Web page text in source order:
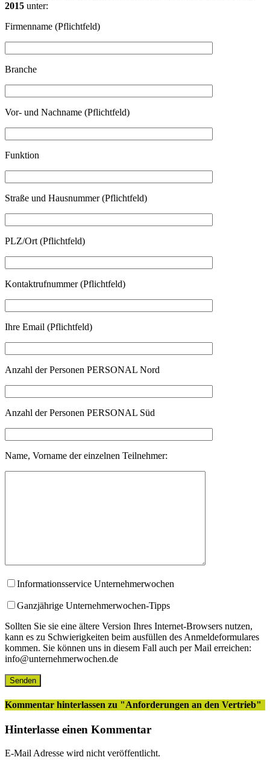
2015 unter:
Firmenname (Pflichtfeld)
Branche
Vor- und Nachname (Pflichtfeld)
Funktion
Straße und Hausnummer (Pflichtfeld)
PLZ/Ort (Pflichtfeld)
Kontaktrufnummer (Pflichtfeld)
Ihre Email (Pflichtfeld)
Anzahl der Personen PERSONAL Nord
Anzahl der Personen PERSONAL Süd
Name, Vorname der einzelnen Teilnehmer:
Informationsservice Unternehmerwochen
Ganzjährige Unternehmerwochen-Tipps
Sollten Sie sie eine ältere Version Ihres Internet-Browsers nutzen,
kann es zu Schwierigkeiten beim ausfüllen des Anmeldeformulares
kommen. Sie können uns in diesem Fall auch per Mail erreichen:
info@unternehmerwochen.de
Kommentar hinterlassen zu "Anforderungen an den Vertrieb"
Hinterlasse einen Kommentar
E-Mail Adresse wird nicht veröffentlicht.